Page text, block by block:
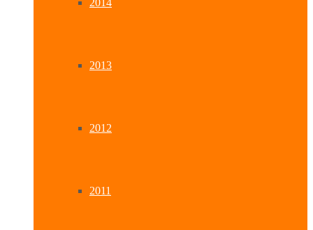
2014
2013
2012
2011